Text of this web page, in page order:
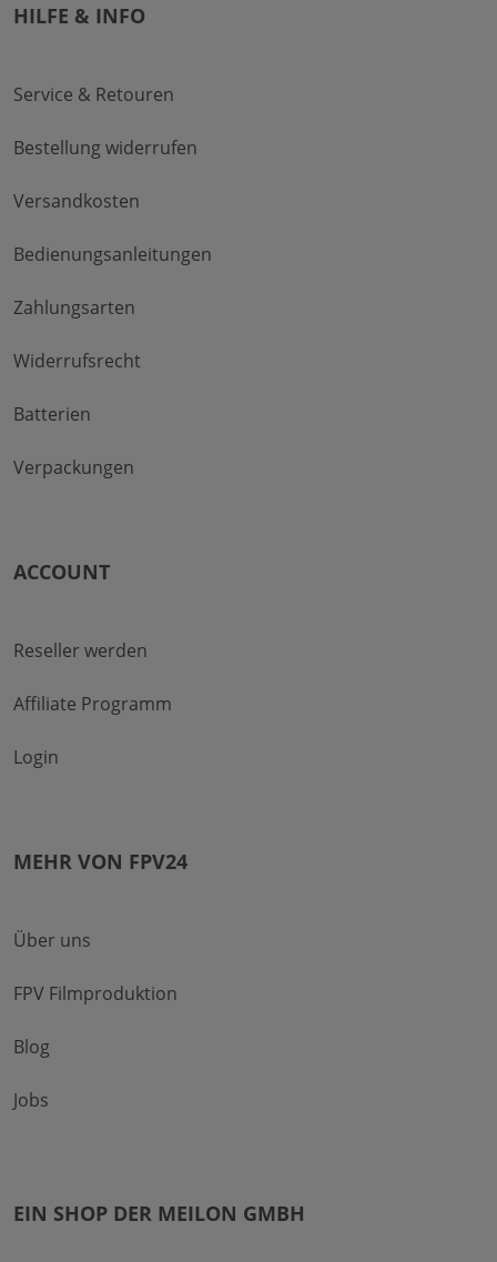
HILFE & INFO
Service & Retouren
Bestellung widerrufen
Versandkosten
Bedienungsanleitungen
Zahlungsarten
Widerrufsrecht
Batterien
Verpackungen
ACCOUNT
Reseller werden
Affiliate Programm
Login
MEHR VON FPV24
Über uns
FPV Filmproduktion
Blog
Jobs
EIN SHOP DER MEILON GMBH